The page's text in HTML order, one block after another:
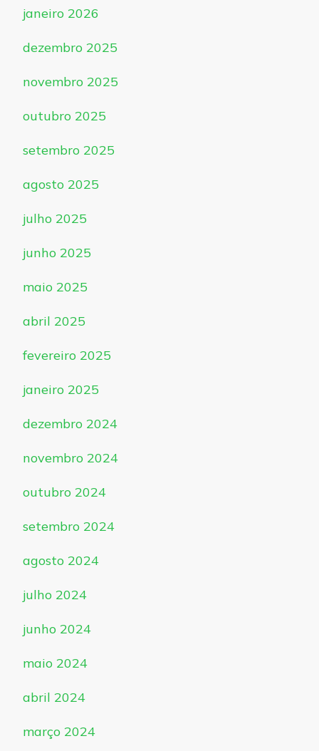
janeiro 2026
dezembro 2025
novembro 2025
outubro 2025
setembro 2025
agosto 2025
julho 2025
junho 2025
maio 2025
abril 2025
fevereiro 2025
janeiro 2025
dezembro 2024
novembro 2024
outubro 2024
setembro 2024
agosto 2024
julho 2024
junho 2024
maio 2024
abril 2024
março 2024